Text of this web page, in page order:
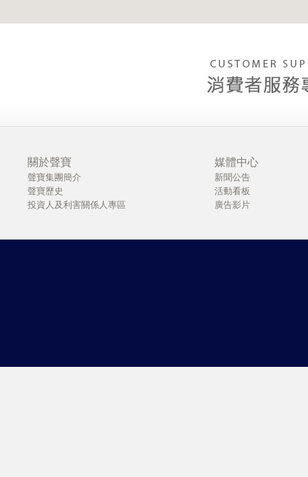
關於聲寶
聲寶集團簡介
聲寶歷史
投資人及利害關係人專區
媒體中心
新聞公告
活動看板
廣告影片